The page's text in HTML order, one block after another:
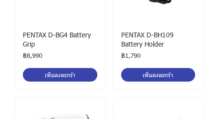
PENTAX D-BG4 Battery
Grip
฿8,990
เพิ่มลงตะกร้า
PENTAX D-BH109
Battery Holder
฿1,790
เพิ่มลงตะกร้า